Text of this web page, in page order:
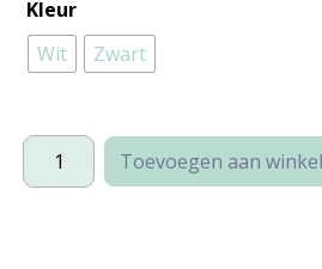
Kleur
Wit
Zwart
Glasgow
(plussize)
Toevoegen aan